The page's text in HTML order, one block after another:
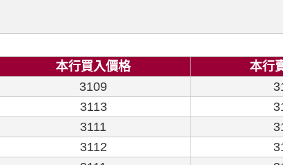
本行買入價格
本行
3109
3113
3111
3112